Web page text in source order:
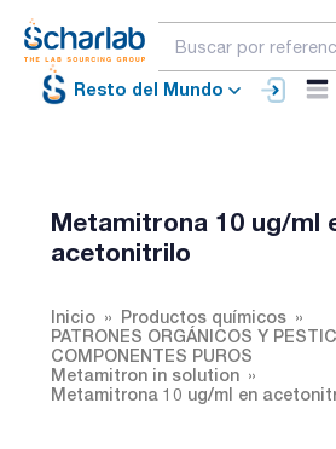
Resto del Mundo
Metamitrona 10 ug/ml
acetonitrilo
Inicio
Productos químicos
PATRONES ORGÁNICOS Y
COMPONENTES PUROS
Metamitron in solution
Metamitrona 10 ug/ml en